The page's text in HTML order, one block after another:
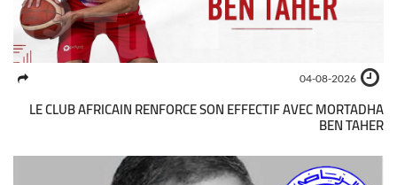
04-08-2026
LE CLUB AFRICAIN RENFORCE SON EFFECTIF AVEC MORTADHA
BEN TAHER